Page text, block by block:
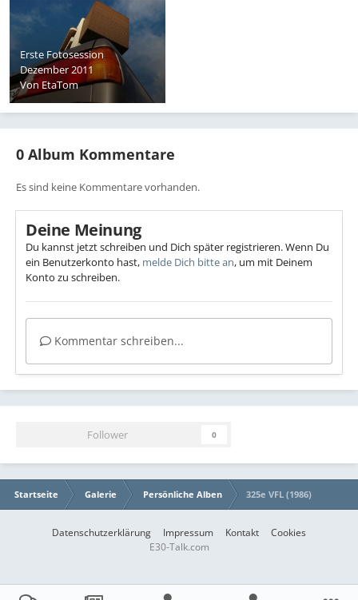
Erste Fotosession
Dezember 2011
VonEtaTom
0 Album Kommentare
Es sind keine Kommentare vorhanden.
Deine Meinung
Du kannst jetzt schreiben und Dich später registrieren. Wenn Du
ein Benutzerkonto hast, melde Dich bitte an, um mit Deinem
Konto zu schreiben.
Kommentar schreiben...
Follower 0
Startseite Galerie Persönliche Alben 325e VFL (1986)
Datenschutzerklärung Impressum Kontakt
Cookies
E30-Talk.com